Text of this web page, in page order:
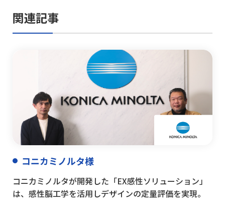
関連記事
コニカミノルタ様
コニカミノルタが開発した「EX感性ソリューション」
は、感性脳工学を活用しデザインの定量評価を実現。